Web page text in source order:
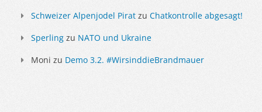
Schweizer Alpenjodel Pirat zu Chatkontrolle abgesagt!
Sperling zu NATO und Ukraine
Moni zu Demo 3.2. #WirsinddieBrandmauer